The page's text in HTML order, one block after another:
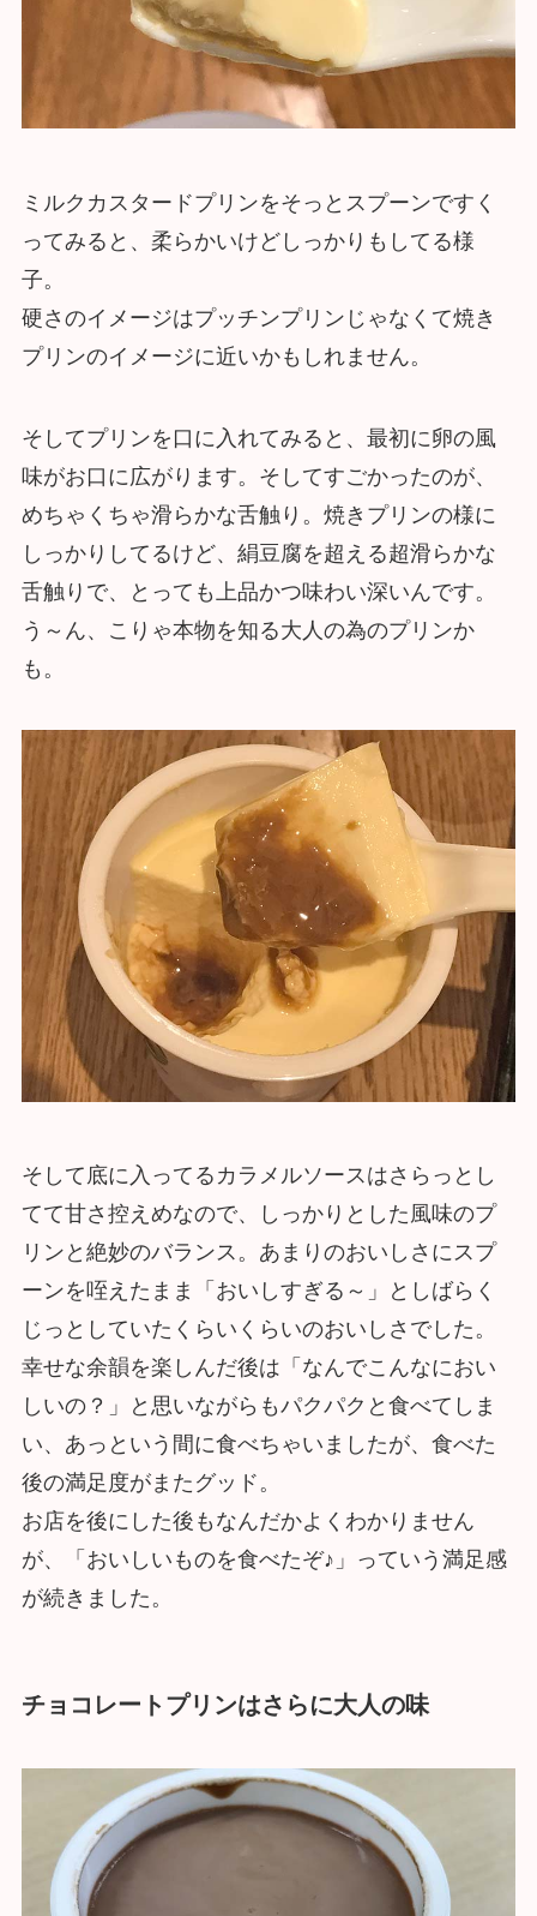
ミルクカスタードプリンをそっとスプーンですく
ってみると、柔らかいけどしっかりもしてる様
子。
硬さのイメージはプッチンプリンじゃなくて焼き
プリンのイメージに近いかもしれません。
そしてプリンを口に入れてみると、最初に卵の風
味がお口に広がります。そしてすごかったのが、
めちゃくちゃ滑らかな舌触り。焼きプリンの様に
しっかりしてるけど、絹豆腐を超える超滑らかな
舌触りで、とっても上品かつ味わい深いんです。
う～ん、こりゃ本物を知る大人の為のプリンか
も。
そして底に入ってるカラメルソースはさらっとし
てて甘さ控えめなので、しっかりとした風味のプ
リンと絶妙のバランス。あまりのおいしさにスプ
ーンを咥えたまま「おいしすぎる～」としばらく
じっとしていたくらいくらいのおいしさでした。
幸せな余韻を楽しんだ後は「なんでこんなにおい
しいの？」と思いながらもパクパクと食べてしま
い、あっという間に食べちゃいましたが、食べた
後の満足度がまたグッド。
お店を後にした後もなんだかよくわかりません
が、「おいしいものを食べたぞ♪」っていう満足感
が続きました。
チョコレートプリンはさらに大人の味